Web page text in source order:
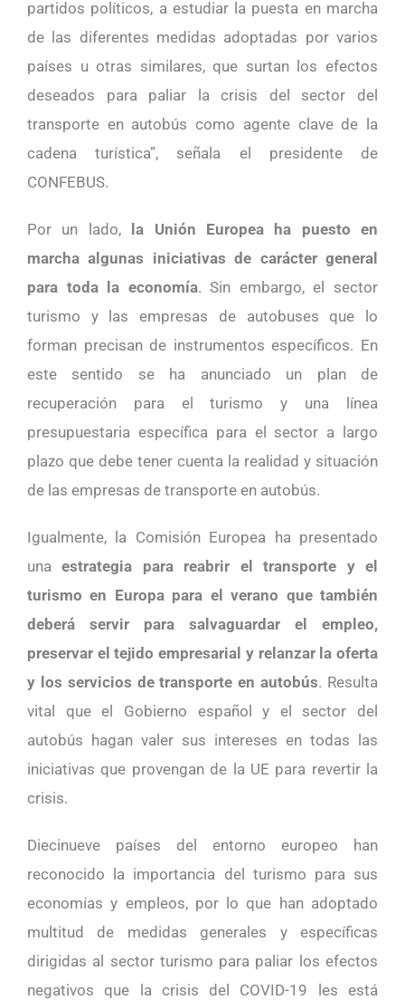
partidos políticos, a estudiar la puesta en marcha
de las diferentes medidas adoptadas por varios
países u otras similares, que surtan los efectos
deseados para paliar la crisis del sector del
transporte en autobús como agente clave de la
cadena turística”, señala el presidente de
CONFEBUS.
Por un lado,
la Unión Europea ha puesto en
marcha algunas iniciativas de carácter general
para toda la economía. Sin embargo, el sector
turismo y las empresas de autobuses que lo
forman precisan de instrumentos específicos. En
este sentido se ha anunciado un plan de
recuperación para el turismo y una línea
presupuestaria específica para el sector a largo
plazo que debe tener cuenta la realidad y situación
de las empresas de transporte en autobús.
Igualmente, la Comisión Europea ha presentado
unaestrategia para reabrir el transporte y el
turismo en Europa para el verano que también
deberá servir para salvaguardar el empleo,
preservar el tejido empresarial y relanzar la oferta
y los servicios de transporte en autobús. Resulta
vital que el Gobierno español y el sector del
autobús hagan valer sus intereses en todas las
iniciativas que provengan de la UE para revertir la
crisis.
Diecinueve países del entorno europeo han
reconocido la importancia del turismo para sus
economías y empleos, por lo que han adoptado
multitud de medidas generales y específicas
dirigidas al sector turismo para paliar los efectos
negativos que la crisis del COVID-19 les está